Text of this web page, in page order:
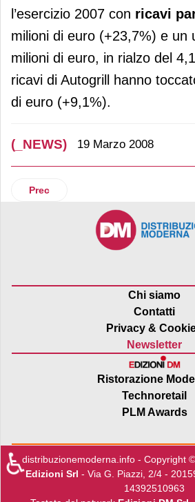
l’esercizio 2007 con ricavi
milioni di euro (+23,7%) e un
milioni di euro, in rialzo del
ricavi di Autogrill hanno
di euro (+9,1%).
(_NEWS) 19 Marzo 2008
Articolo precedente: Segue…
Prec
Chi siamo
Contatti
Privacy &
Newsletter
Ristorazione
Technoretail
PLM Awards
distribuzionemoderna.info - Copyright
Edizioni Srl - Via G. Piazzi, 2/4 -
14392510963